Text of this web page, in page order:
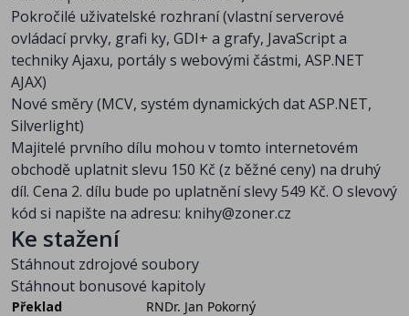
Pokročilé uživatelské rozhraní (vlastní serverové
ovládací prvky, grafi ky, GDI+ a grafy, JavaScript a
techniky Ajaxu, portály s webovými částmi, ASP.NET
AJAX)
Nové směry (MCV, systém dynamických dat ASP.NET,
Silverlight)
Majitelé prvního dílu mohou v tomto internetovém
obchodě uplatnit slevu 150 Kč (z běžné ceny) na druhý
díl. Cena 2. dílu bude po uplatnění slevy 549 Kč. O slevový
kód si napište na adresu: knihy@zoner.cz
Ke stažení
Stáhnout zdrojové soubory
Stáhnout bonusové kapitoly
Překlad
RNDr. Jan Pokorný